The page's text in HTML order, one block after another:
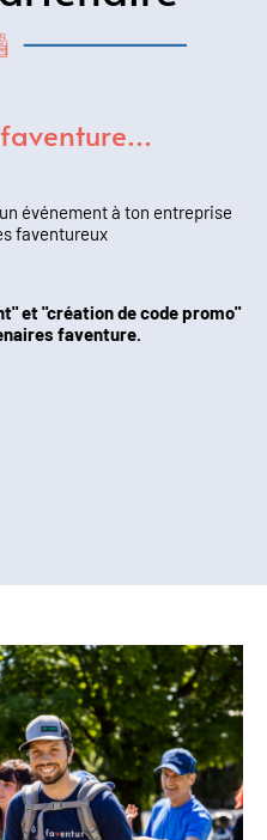
événement à ton entreprise
faventureux
et "création de code promo"
faventure.